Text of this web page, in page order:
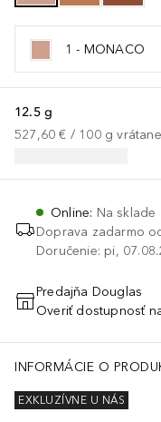
1 - MONACO
12.5 g
527,60 € / 100 g
Online: Na sklade
Doprava zadarmo
Doručenie: pi,
Predajňa Douglas
Overiť dostupnosť
INFORMÁCIE O
EXKLUZÍVNE U NÁS